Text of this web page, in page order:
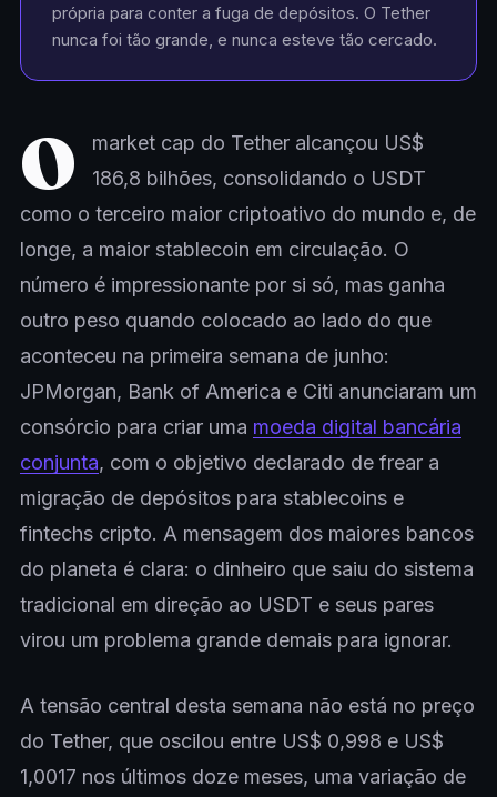
própria para conter a fuga de depósitos. O Tether
nunca foi tão grande, e nunca esteve tão cercado.
O
market cap do Tether alcançou US$
186,8 bilhões, consolidando o USDT
como o terceiro maior criptoativo do mundo e, de
longe, a maior stablecoin em circulação. O
número é impressionante por si só, mas ganha
outro peso quando colocado ao lado do que
aconteceu na primeira semana de junho:
JPMorgan, Bank of America e Citi anunciaram um
consórcio para criar uma moeda digital bancária
conjunta, com o objetivo declarado de frear a
migração de depósitos para stablecoins e
fintechs cripto. A mensagem dos maiores bancos
do planeta é clara: o dinheiro que saiu do sistema
tradicional em direção ao USDT e seus pares
virou um problema grande demais para ignorar.
A tensão central desta semana não está no preço
do Tether, que oscilou entre US$ 0,998 e US$
1,0017 nos últimos doze meses, uma variação de